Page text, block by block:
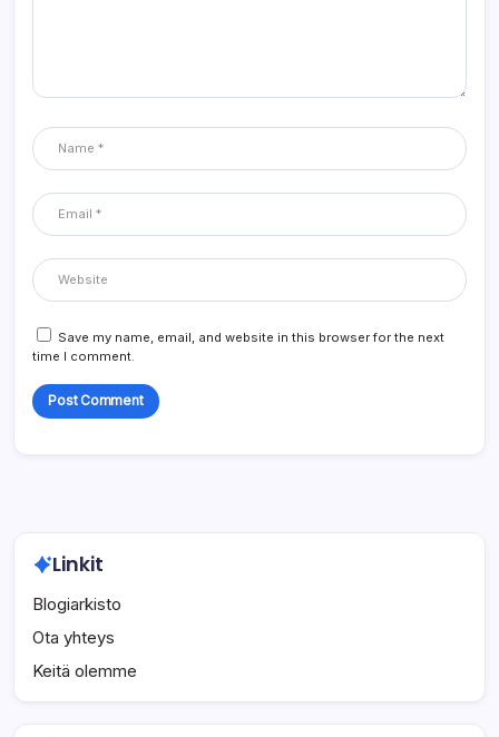
Save my name, email, and website in this browser for the next
time I comment.
Linkit
Blogiarkisto
Ota yhteys
Keitä olemme